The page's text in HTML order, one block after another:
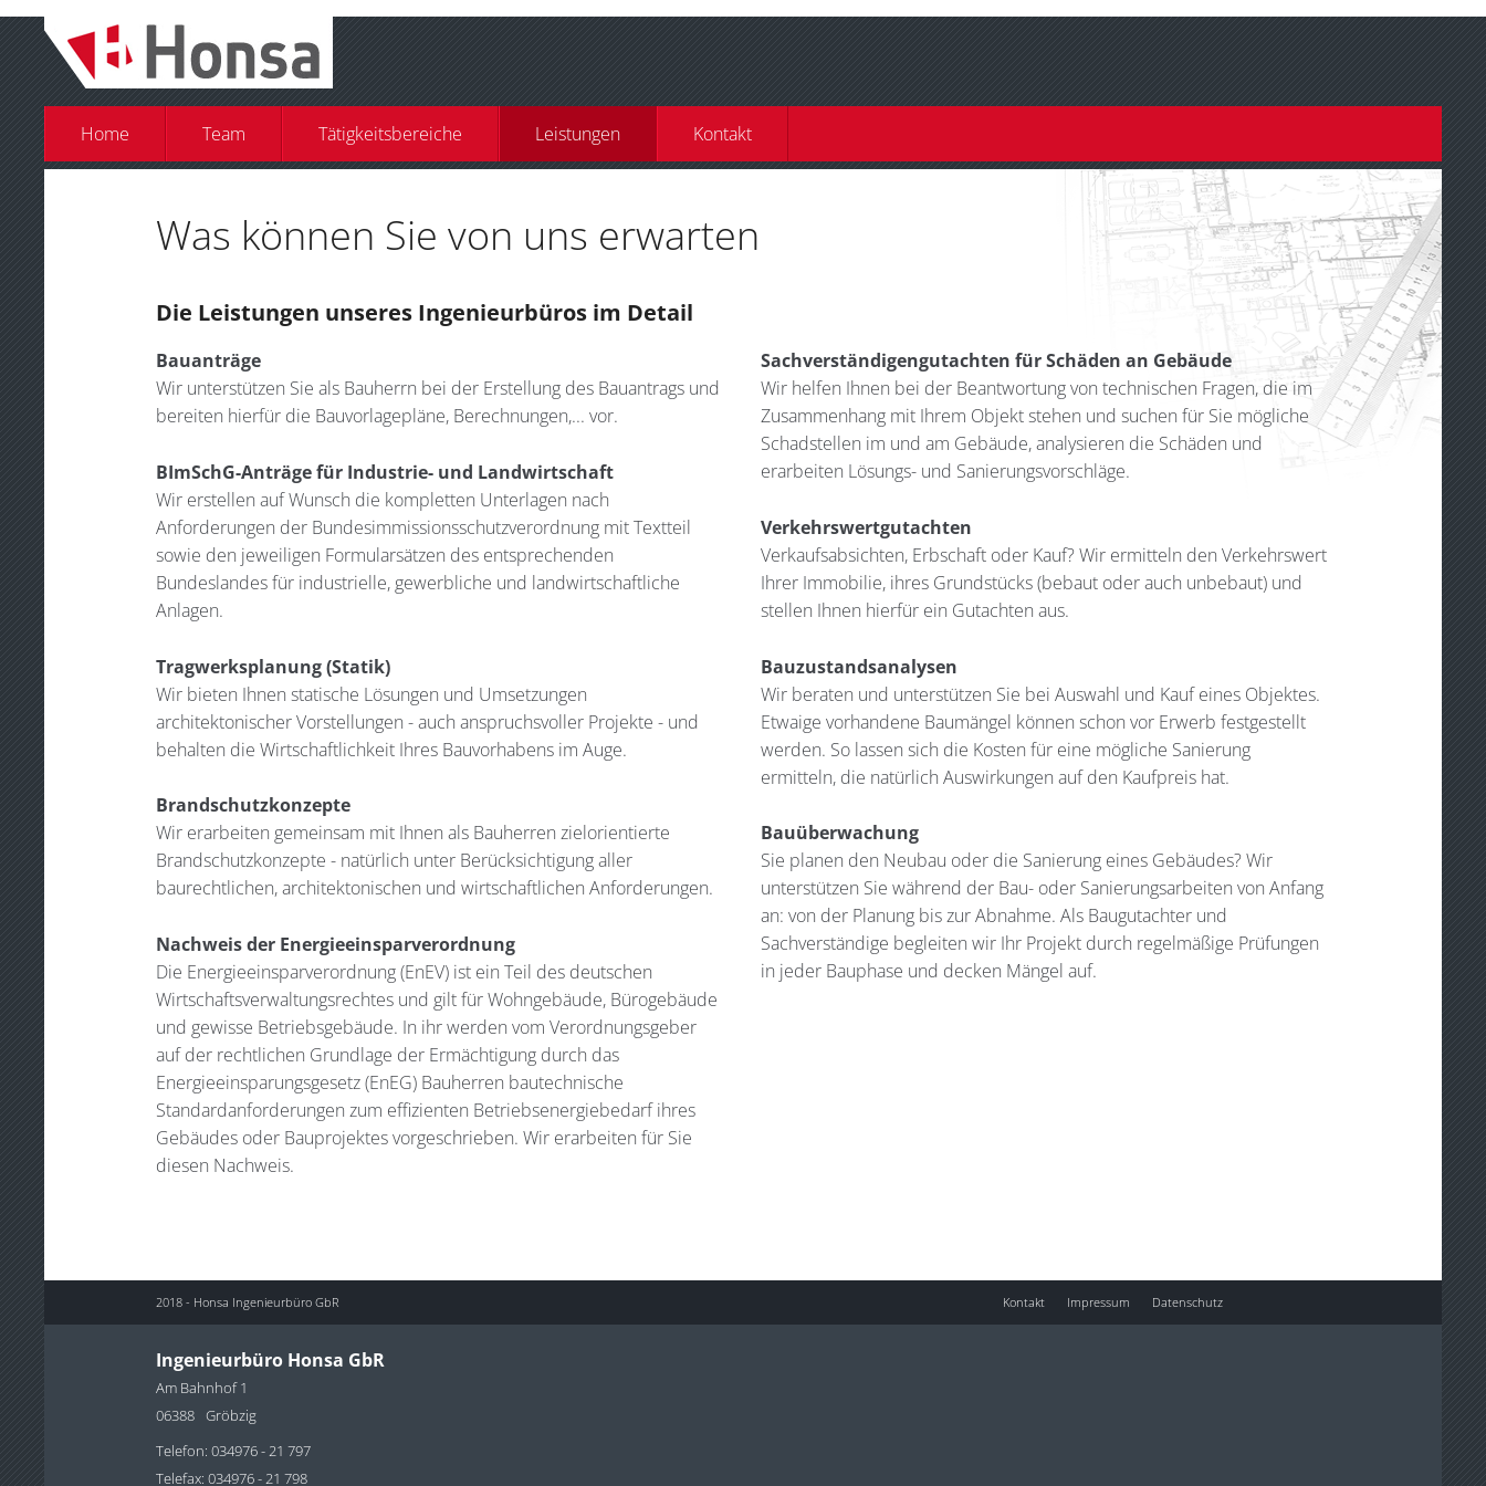
Home Team Tätigkeitsbereiche Leistungen Kontakt
Was können Sie von uns erwarten
Die Leistungen unseres Ingenieurbüros im Detail
Bauanträge
Wir unterstützen Sie als Bauherrn bei der Erstellung des Bauantrags und
bereiten hierfür die Bauvorlagepläne, Berechnungen,... vor.
BImSchG-Anträge für Industrie- und Landwirtschaft
Wir erstellen auf Wunsch die kompletten Unterlagen nach
Anforderungen der Bundesimmissionsschutzverordnung mit Textteil
sowie den jeweiligen Formularsätzen des entsprechenden
Bundeslandes für industrielle, gewerbliche und landwirtschaftliche
Anlagen.
Tragwerksplanung (Statik)
Wir bieten Ihnen statische Lösungen und Umsetzungen
architektonischer Vorstellungen - auch anspruchsvoller Projekte - und
behalten die Wirtschaftlichkeit Ihres Bauvorhabens im Auge.
Brandschutzkonzepte
Wir erarbeiten gemeinsam mit Ihnen als Bauherren zielorientierte
Brandschutzkonzepte - natürlich unter Berücksichtigung aller
baurechtlichen, architektonischen und wirtschaftlichen Anforderungen.
Nachweis der Energieeinsparverordnung
Die Energieeinsparverordnung (EnEV) ist ein Teil des deutschen
Wirtschaftsverwaltungsrechtes und gilt für Wohngebäude, Bürogebäude
und gewisse Betriebsgebäude. In ihr werden vom Verordnungsgeber
auf der rechtlichen Grundlage der Ermächtigung durch das
Energieeinsparungsgesetz (EnEG) Bauherren bautechnische
Standardanforderungen zum effizienten Betriebsenergiebedarf ihres
Gebäudes oder Bauprojektes vorgeschrieben. Wir erarbeiten für Sie
diesen Nachweis.
Sachverständigengutachten für Schäden an Gebäude
Wir helfen Ihnen bei der Beantwortung von technischen Fragen, die im
Zusammenhang mit Ihrem Objekt stehen und suchen für Sie mögliche
Schadstellen im und am Gebäude, analysieren die Schäden und
erarbeiten Lösungs- und Sanierungsvorschläge.
Verkehrswertgutachten
Verkaufsabsichten, Erbschaft oder Kauf? Wir ermitteln den Verkehrswert
Ihrer Immobilie, ihres Grundstücks (bebaut oder auch unbebaut) und
stellen Ihnen hierfür ein Gutachten aus.
Bauzustandsanalysen
Wir beraten und unterstützen Sie bei Auswahl und Kauf eines Objektes.
Etwaige vorhandene Baumängel können schon vor Erwerb festgestellt
werden. So lassen sich die Kosten für eine mögliche Sanierung
ermitteln, die natürlich Auswirkungen auf den Kaufpreis hat.
Bauüberwachung
Sie planen den Neubau oder die Sanierung eines Gebäudes? Wir
unterstützen Sie während der Bau- oder Sanierungsarbeiten von Anfang
an: von der Planung bis zur Abnahme. Als Baugutachter und
Sachverständige begleiten wir Ihr Projekt durch regelmäßige Prüfungen
in jeder Bauphase und decken Mängel auf.
2018 - Honsa Ingenieurbüro GbR Kontakt Impressum Datenschutz
Ingenieurbüro Honsa GbR
Am Bahnhof 1
06388 Gröbzig
Telefon: 034976 - 21 797
Telefax: 034976 - 21 798